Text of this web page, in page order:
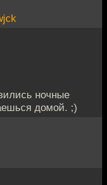
ночные
домой. ;)